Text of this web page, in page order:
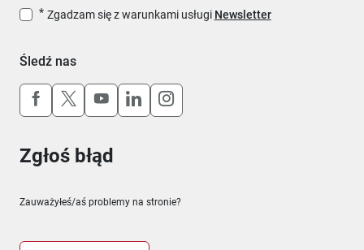
Zgadzam się z warunkami usługi Newsletter
Śledź nas
Uwaga, link otworzy się w nowym oknie
Uwaga, link otworzy się w nowym oknie
Uwaga, link otworzy się w nowym
Uwaga, link otworzy się w
Uwaga, link otworzy się w
Zgłoś błąd
Zauważyłeś/aś problemy na stronie?